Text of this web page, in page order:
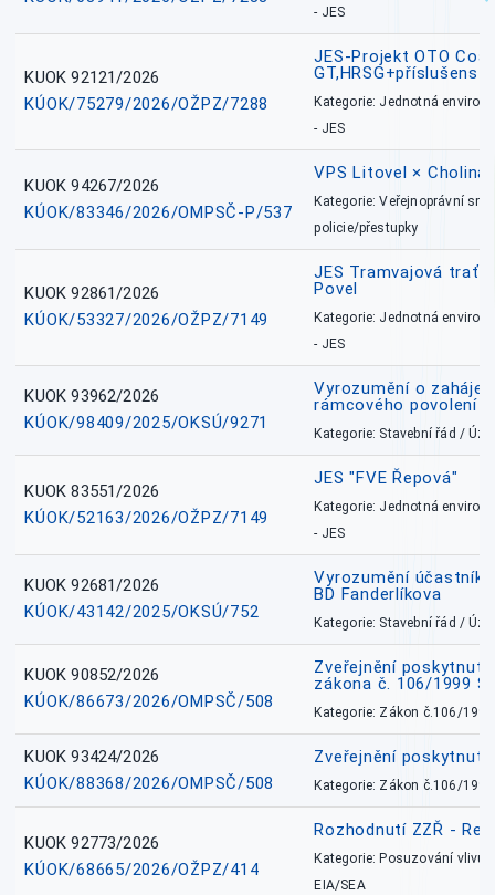
- JES
KUOK 92121/2026
KÚOK/75279/2026/OŽPZ/7288
JES-Projekt OTO
Kategorie: Jednotná
- JES
KUOK 94267/2026
KÚOK/83346/2026/OMPSČ-P/537
VPS Litovel ×
Kategorie: Veřejnoprávní
policie/přestupky
KUOK 92861/2026
KÚOK/53327/2026/OŽPZ/7149
JES Tramvajová trať
Povel
Kategorie: Jednotná
- JES
KUOK 93962/2026
KÚOK/98409/2025/OKSÚ/9271
Vyrozumění o
rámcového povolení
Kategorie: Stavební řád /
KUOK 83551/2026
KÚOK/52163/2026/OŽPZ/7149
JES "FVE Řepová"
Kategorie: Jednotná
- JES
KUOK 92681/2026
KÚOK/43142/2025/OKSÚ/752
Vyrozumění
BD Fanderlíkova
Kategorie: Stavební řád /
KUOK 90852/2026
KÚOK/86673/2026/OMPSČ/508
Zveřejnění
zákona č. 106/1999
Kategorie: Zákon č.106/1999
KUOK 93424/2026
KÚOK/88368/2026/OMPSČ/508
Zveřejnění
Kategorie: Zákon č.106/1999
KUOK 92773/2026
KÚOK/68665/2026/OŽPZ/414
Rozhodnutí ZZŘ -
Kategorie: Posuzování vlivů
EIA/SEA